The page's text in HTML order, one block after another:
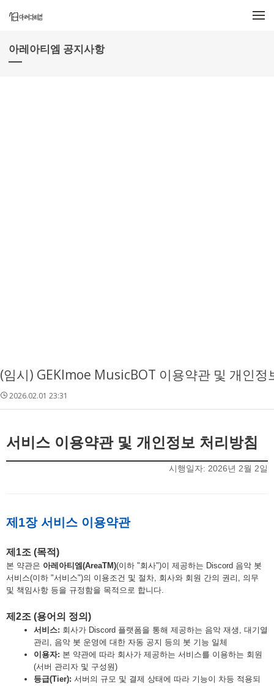
아레아티엠 공지사항
(임시) GEKImoe MusicBOT 이용약관 및 개인
2026.02.01 23:31
서비스 이용약관 및 개인정보 처리방침
시행일자: 2026년 2월 2일
제1장 서비스 이용약관
제1조 (목적)
본 약관은 아레아티엠(AreaTM)(이하 "회사")이 제공하는 Discord 음악 봇
서비스(이하 "서비스")의 이용조건 및 절차, 회사와 회원 간의 권리, 의무
및 책임사항 등을 규정함을 목적으로 합니다.
제2조 (용어의 정의)
서비스: 회사가 Discord 플랫폼을 통해 제공하는 음악 재생, 대기열
관리, 음악 봇 운영에 대한 자동 공지 등의 봇 기능 일체
이용자: 본 약관에 따라 회사가 제공하는 서비스를 이용하는 회원
(서버 관리자 및 구성원)
등급(Tier): 서버의 규모 및 결제 상태에 따라 기능이 차등 적용되